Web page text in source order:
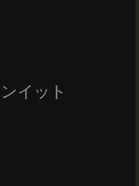
イット